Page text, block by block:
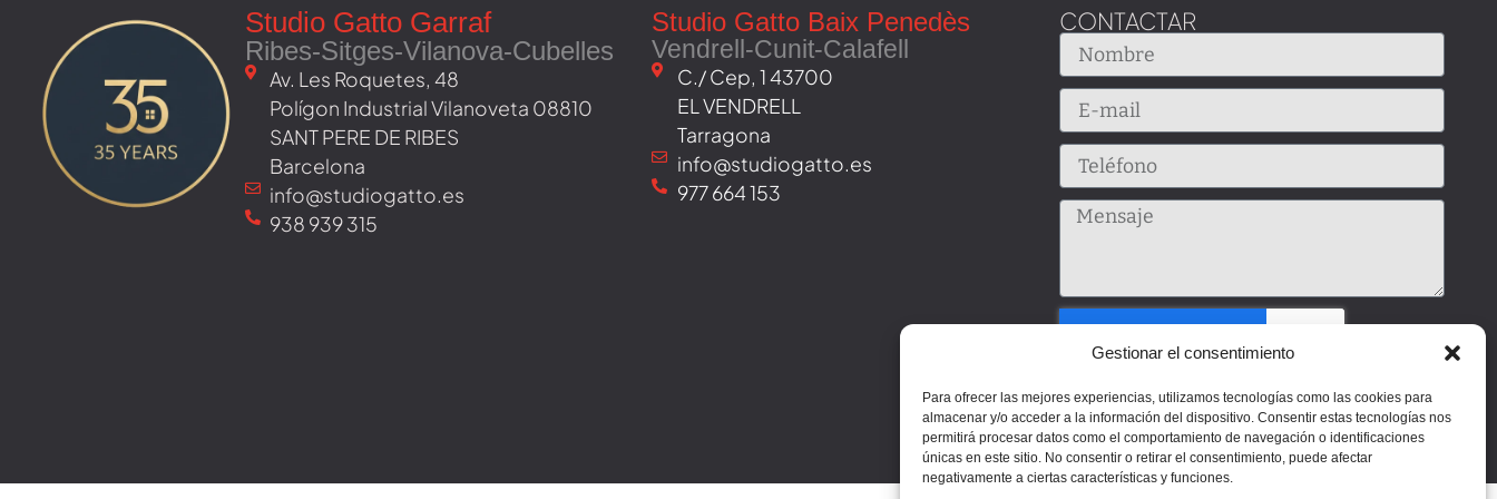
Gestionar el consentimiento
Para ofrecer las mejores experiencias, utilizamos tecnologías como las cookies para
almacenar y/o acceder a la información del dispositivo. Consentir estas tecnologías nos
permitirá procesar datos como el comportamiento de navegación o identificaciones
únicas en este sitio. No consentir o retirar el consentimiento, puede afectar
negativamente a ciertas características y funciones.
Studio Gatto Garraf
Ribes-Sitges-Vilanova-Cubelles
Av. Les Roquetes, 48 ​
Polígon Industrial Vilanoveta 08810
SANT PERE DE RIBES
Barcelona
info@studiogatto.es
938 939 315
Studio Gatto Baix Penedès
Vendrell-Cunit-Calafell
C./ Cep, 1 43700
EL VENDRELL
Tarragona
info@studiogatto.es
977 664 153
CONTACTAR
Enviar